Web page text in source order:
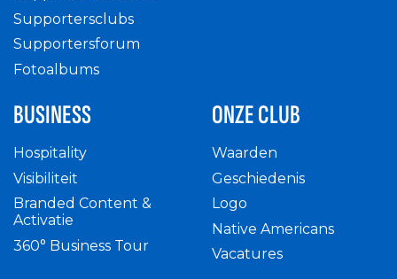
Supportersclubs
Supportersforum
Fotoalbums
BUSINESS
Hospitality
Visibiliteit
Branded Content &
Activatie
360° Business Tour
ONZE CLUB
Waarden
Geschiedenis
Logo
Native Americans
Vacatures